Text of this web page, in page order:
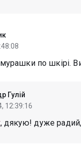
по шкірі.
Гулій
12:39:16
, дякую! дуже